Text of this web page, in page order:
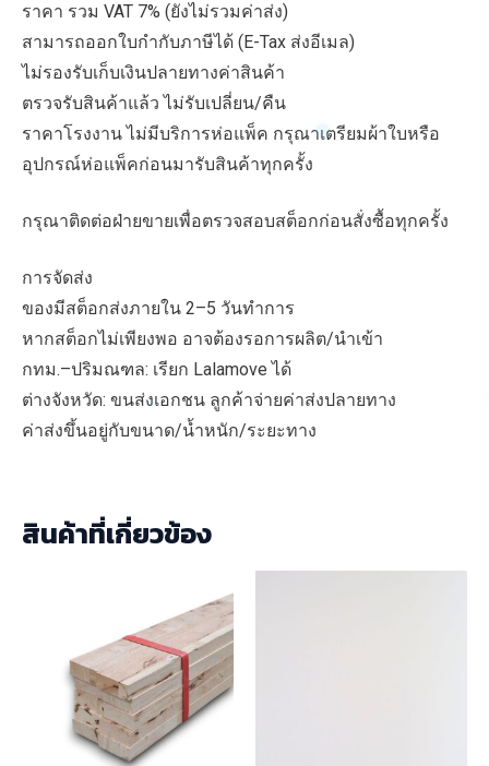
ราคา รวม VAT 7% (ยังไม่รวมค่าส่ง)
สามารถออกใบกำกับภาษีได้ (E-Tax ส่งอีเมล)
ไม่รองรับเก็บเงินปลายทางค่าสินค้า
ตรวจรับสินค้าแล้ว ไม่รับเปลี่ยน/คืน
ราคาโรงงาน ไม่มีบริการห่อแพ็ค กรุณาเตรียมผ้าใบหรือ
อุปกรณ์ห่อแพ็คก่อนมารับสินค้าทุกครั้ง
กรุณาติดต่อฝ่ายขายเพื่อตรวจสอบสต็อกก่อนสั่งซื้อทุกครั้ง
การจัดส่ง
ของมีสต็อกส่งภายใน 2–5 วันทำการ
หากสต็อกไม่เพียงพอ อาจต้องรอการผลิต/นำเข้า
กทม.–ปริมณฑล: เรียก Lalamove ได้
ต่างจังหวัด: ขนส่งเอกชน ลูกค้าจ่ายค่าส่งปลายทาง
ค่าส่งขึ้นอยู่กับขนาด/น้ำหนัก/ระยะทาง
สินค้าที่เกี่ยวข้อง